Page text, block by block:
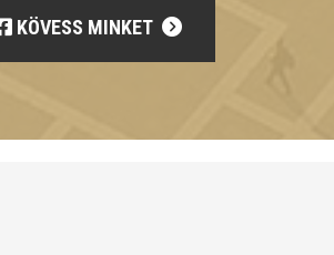
KÖVESS MINKET